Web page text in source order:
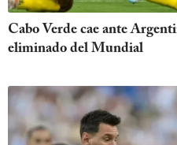
Cabo Verde cae ante
eliminado del Mundial